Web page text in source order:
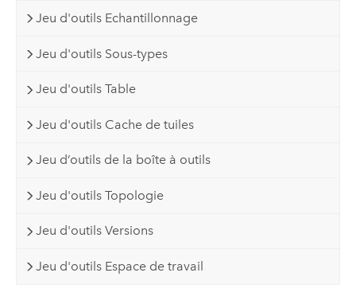
Jeu d'outils Echantillonnage
Jeu d'outils Sous-types
Jeu d'outils Table
Jeu d'outils Cache de tuiles
Jeu d’outils de la boîte à outils
Jeu d'outils Topologie
Jeu d'outils Versions
Jeu d'outils Espace de travail